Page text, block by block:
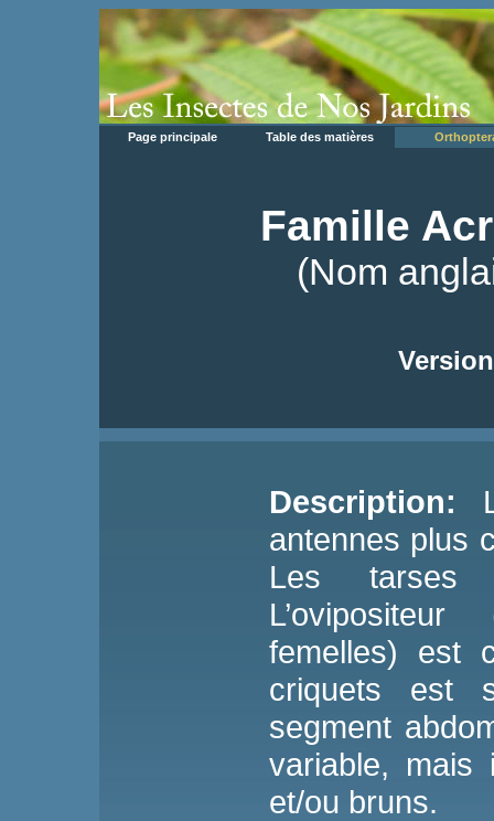
Page principale Table des matières
Famille
(Nom
Description:
antennes plus
Les tarses
femelles) est
criquets est
segment
variable, mais
et/ou bruns.